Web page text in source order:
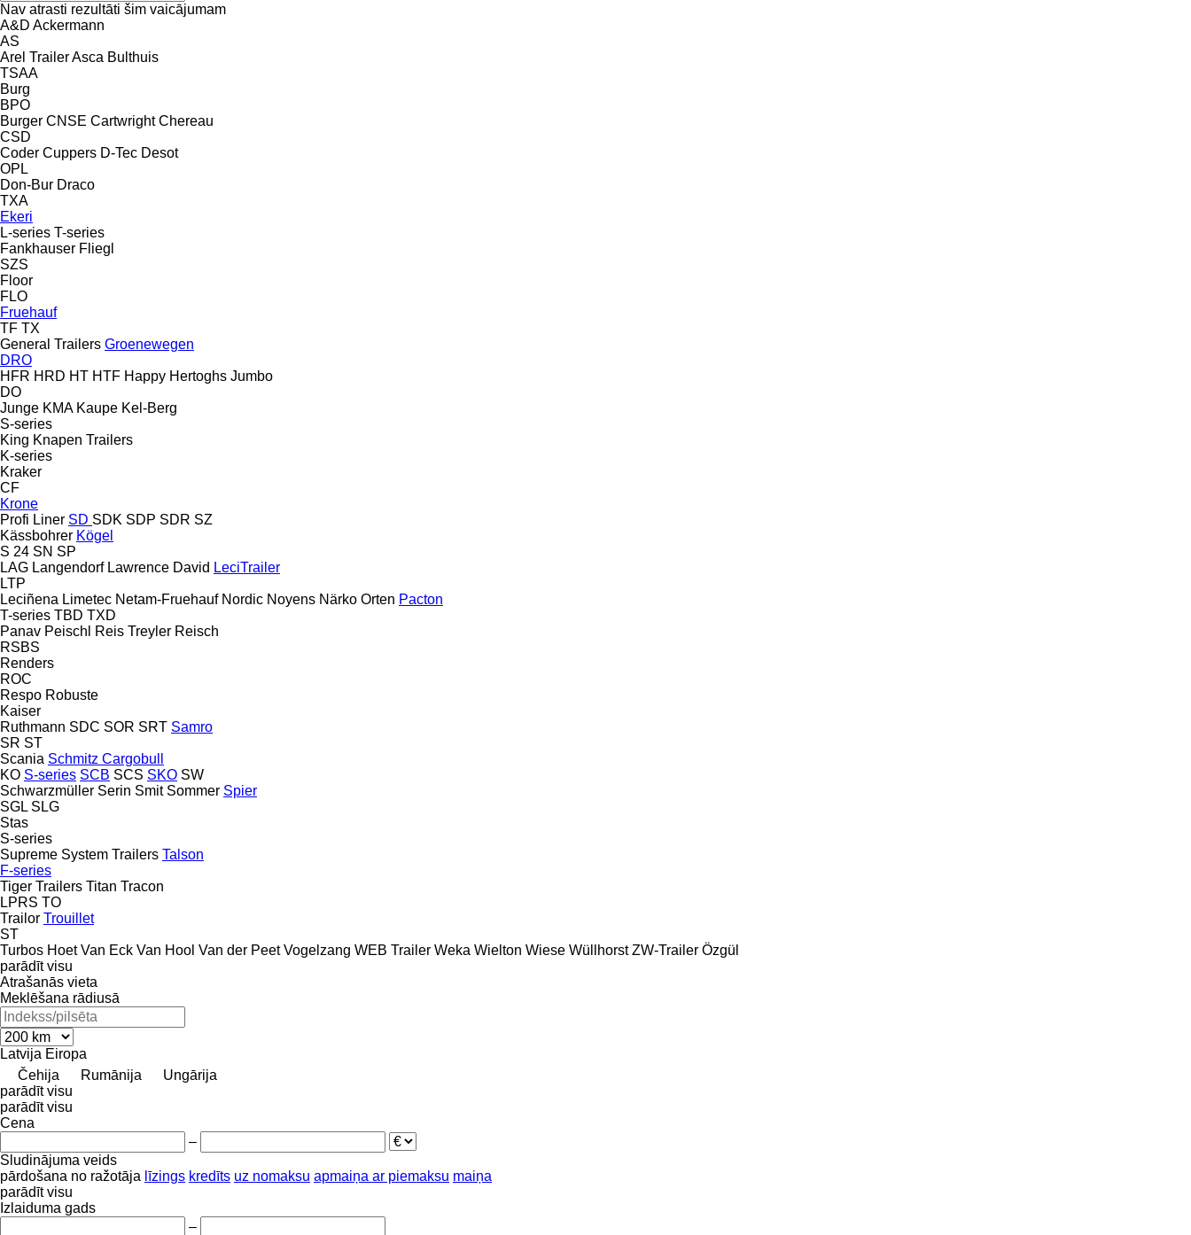
Nav atrasti rezultāti šim vaicājumam
A&D Ackermann
AS
Arel TrailerAsca Bulthuis
TSAA
Burg
BPO
Burger CNSE Cartwright Chereau
CSD
Coder Cuppers D-Tec Desot
OPL
Don-Bur Draco
TXA
Ekeri
L-series T-series
Fankhauser Fliegl
SZS
Floor
FLO
Fruehauf
TF TX
General Trailers Groenewegen
DRO
HFR HRD HT HTF Happy Hertoghs Jumbo
DO
Junge KMA Kaupe Kel-Berg
S-series
King Knapen Trailers
K-series
Kraker
CF
Krone
Profi Liner SD SDK SDP SDR SZ
Kässbohrer Kögel
S 24 SN SP
LAG Langendorf Lawrence David LeciTrailer
LTP
Leciñena Limetec Netam-Fruehauf Nordic Noyens Närko Orten Pacton
T-series TBD TXD
Panav Peischl Reis Treyler Reisch
RSBS
Renders
ROC
Respo Robuste
Kaiser
Ruthmann SDC SOR SRT Samro
SR ST
Scania Schmitz Cargobull
KO S-series SCB SCS SKO SW
Schwarzmüller Serin Smit Sommer Spier
SGL SLG
Stas
S-series
Supreme System Trailers Talson
F-series
Tiger Trailers Titan Tracon
LPRS TO
Trailor Trouillet
ST
Turbos Hoet Van Eck Van Hool Van der Peet Vogelzang WEB Trailer Weka Wielton Wiese Wüllhorst ZW-Trailer Özgül
parādīt visu
Atrašanās vieta
Meklēšana rādiusā
Latvija Eiropa
Čehija
Rumānija
Ungārija
parādīt visu
parādīt visu
Cena
–
Sludinājuma veids
pārdošana no ražotāja līzings kredīts uz nomaksu apmaiņa ar piemaksu maiņa
parādīt visu
Izlaiduma gads
–